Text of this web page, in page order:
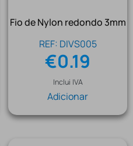
Fio de Nylon redondo 3mm
REF: DIVS005
€0.19
Inclui IVA
Adicionar